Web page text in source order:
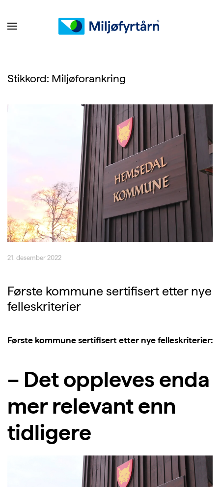
Stikkord: Miljøforankring
21. desember 2022
Første kommune sertifisert etter nye
felleskriterier
Første kommune sertifisert etter nye felleskriterier:
– Det oppleves enda
mer relevant enn
tidligere